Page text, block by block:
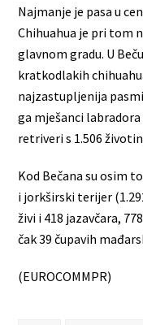
Najmanje je pasa u
Chihuahua je pri tom
glavnom gradu. U
kratkodlakih
najzastupljenija
ga mješanci
retriveri s 1.506
Kod Bečana su osim
i jorkširski terijer
živi i 418 jazavčara,
čak 39 čupavih
(EUROCOMMPR)